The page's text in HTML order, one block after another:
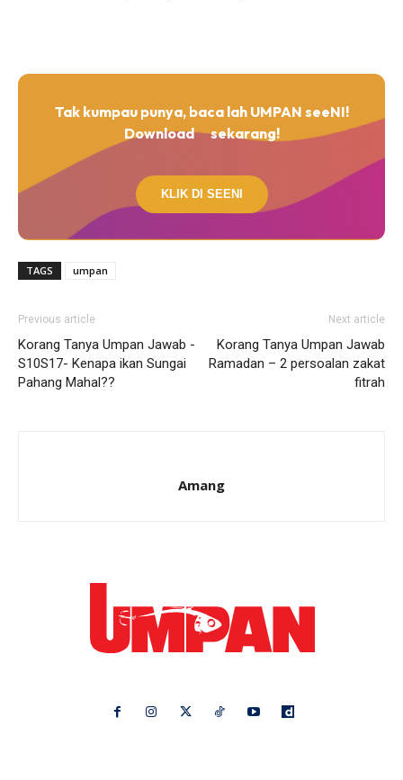
Tak kumpau punya, baca lah UMPAN seeNI!
Download
sekarang!
KLIK DI SEENI
TAGS umpan
Previous article
Korang Tanya Umpan Jawab -
S10S17- Kenapa ikan Sungai
Pahang Mahal??
Next article
Korang Tanya Umpan Jawab
Ramadan – 2 persoalan zakat
fitrah
Amang